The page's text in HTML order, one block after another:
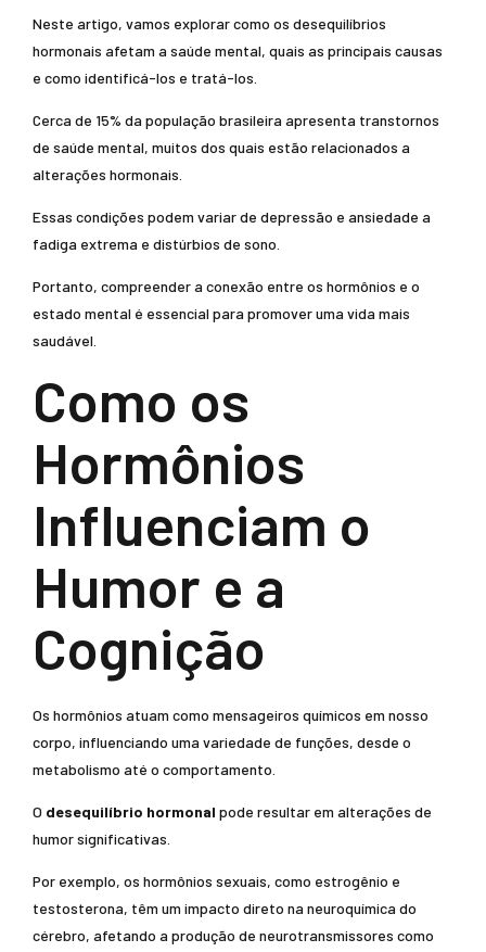
Neste artigo, vamos explorar como os desequilíbrios
hormonais afetam a saúde mental, quais as principais causas
e como identificá-los e tratá-los.
Cerca de 15% da população brasileira apresenta transtornos
de saúde mental, muitos dos quais estão relacionados a
alterações hormonais.
Essas condições podem variar de depressão e ansiedade a
fadiga extrema e distúrbios de sono.
Portanto, compreender a conexão entre os hormônios e o
estado mental é essencial para promover uma vida mais
saudável.
Como os
Hormônios
Influenciam o
Humor e a
Cognição
Os hormônios atuam como mensageiros químicos em nosso
corpo, influenciando uma variedade de funções, desde o
metabolismo até o comportamento.
O desequilíbrio hormonal pode resultar em alterações de
humor significativas.
Por exemplo, os hormônios sexuais, como estrogênio e
testosterona, têm um impacto direto na neuroquímica do
cérebro, afetando a produção de neurotransmissores como